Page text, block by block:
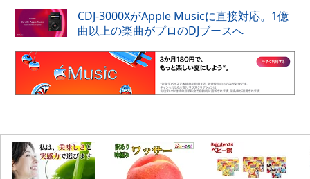
CDJ-3000XがApple Musicに直接対応。1億
曲以上の楽曲がプロのDJブースへ